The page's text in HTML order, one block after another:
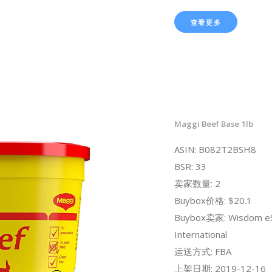
查看更多
Maggi Beef Base 1lb
ASIN: B082T2BSH8
BSR: 33
卖家数量: 2
Buybox价格: $20.1
Buybox卖家: Wisdom
International
运送方式: FBA
上架日期: 2019-12-16